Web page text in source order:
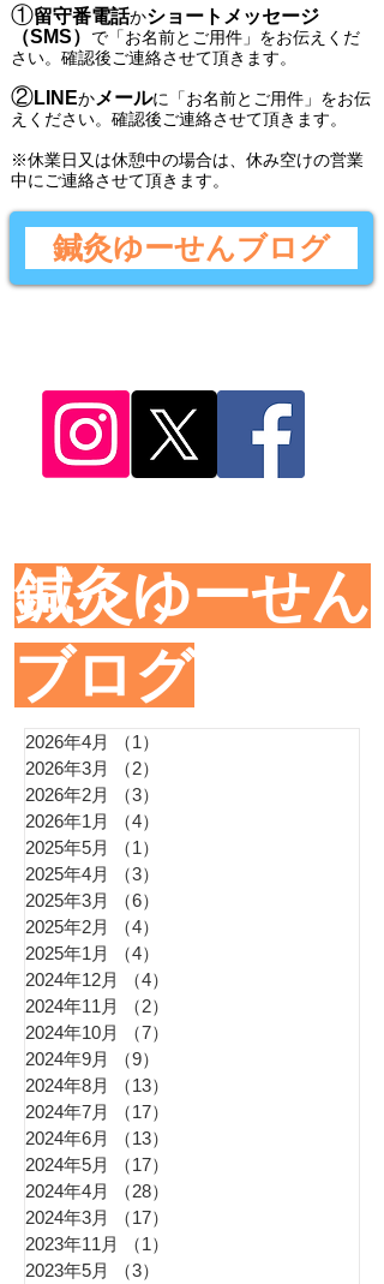
①留守番電話かショートメッセージ
（SMS） で 「お名前とご用件 」 をお伝えくだ
さい。 確認後ご連絡させて頂きます。
②LINEかメールに 「お名前とご用件 」 をお伝
えください。 確認後ご連絡させて頂きます。
​※休業日又は休憩中の場合は、休み空けの営業
中にご連絡させて頂きます。
鍼灸ゆーせんブログ
​鍼灸ゆーせん
ブログ
2026年4月 （1）
2026年3月
（2）
2026年2月
（3）
2026年1月
（4）
2025年5月
（1）
2025年4月
（3）
2025年3月
（6）
2025年2月
（4）
2025年1月
（4）
2024年12月
（4）
2024年11月
（2）
2024年10月
（7）
2024年9月
（9）
2024年8月
（13）
2024年7月
（17）
2024年6月
（13）
2024年5月
（17）
2024年4月
（28）
2024年3月
（17）
2023年11月
（1）
2023年5月
（3）